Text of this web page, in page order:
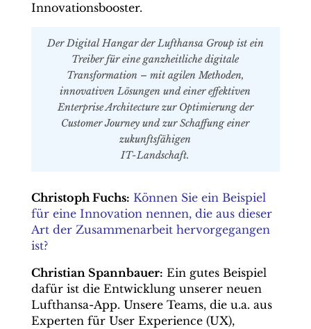
Innovationsbooster.
Der Digital Hangar der Lufthansa Group ist ein
Treiber für eine ganzheitliche digitale
Transformation – mit ­agilen Methoden,
innovativen Lösungen und einer effektiven
Enterprise Architecture zur Optimierung der
Customer Journey und zur Schaffung einer
zukunftsfähigen
IT-Landschaft.
Christoph Fuchs: Können Sie ein Beispiel
für eine Innovation nennen, die aus dieser
Art der Zusammenarbeit hervorgegangen
ist?
Christian Spannbauer: Ein gutes Beispiel
dafür ist die Entwicklung unserer neuen
Lufthansa-App. Unsere Teams, die u.a. aus
Experten für User Experience (UX),